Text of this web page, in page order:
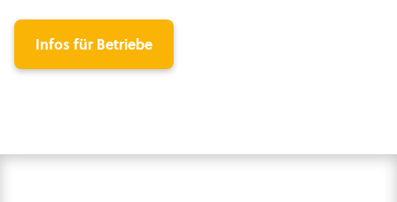
Infos für Betriebe